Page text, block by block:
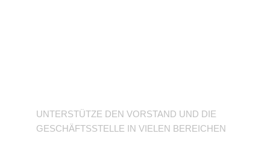
UNTERSTÜTZE DEN VORSTAND UND DIE
GESCHÄFTSSTELLE IN VIELEN BEREICHEN